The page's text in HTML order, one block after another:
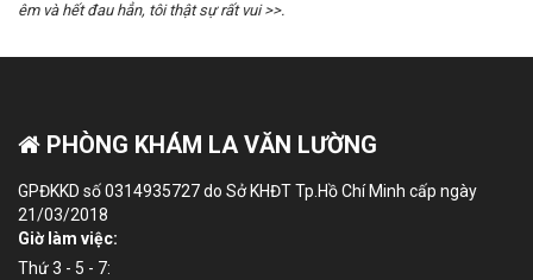
êm và hết đau hẳn, tôi thật sự rất vui >>.
PHÒNG KHÁM LA VĂN LƯỜNG
GPĐKKD số 0314935727 do Sở KHĐT Tp.Hồ Chí Minh cấp ngày
21/03/2018
Giờ làm việc:
Thứ 3 - 5 - 7: